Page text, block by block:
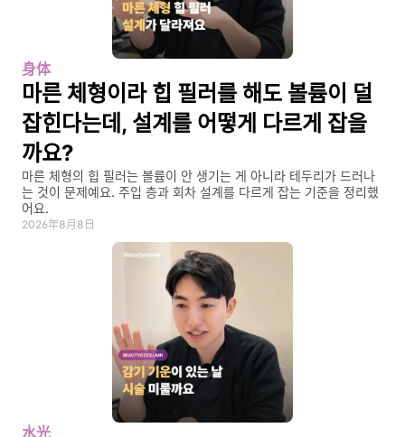
身体
마른 체형이라 힙 필러를 해도 볼륨이 덜
잡힌다는데, 설계를 어떻게 다르게 잡을
까요?
마른 체형의 힙 필러는 볼륨이 안 생기는 게 아니라 테두리가 드러나
는 것이 문제예요. 주입 층과 회차 설계를 다르게 잡는 기준을 정리했
어요.
2026年8月8日
水光